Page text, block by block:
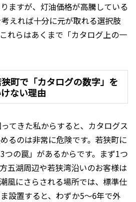
ますが、灯油価格が高騰している
えれば十分に元が取れる選択肢
れらはあくまで「カタログ上の一
狭町で「カタログの数字」を
ない理由
てきた私からすると、カタログス
るのは非常に危険です。若狭町に
つの罠」があるからです。まず1つ
五湖周辺や若狭湾沿いのお客様は
風にさらされる場所では、標準仕
設置すると、わずか5〜6年で外